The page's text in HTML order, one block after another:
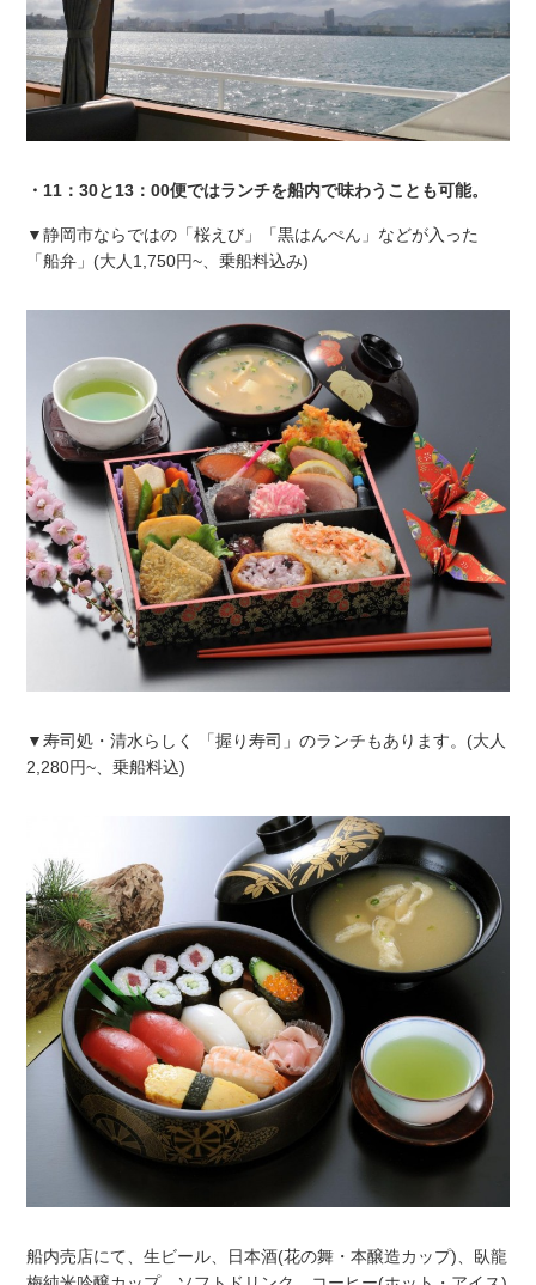
・11：30と13：00便ではランチを船内で味わうことも可能。
▼静岡市ならではの「桜えび」「黒はんぺん」などが入った
「船弁」(大人1,750円~、乗船料込み)
▼寿司処・清水らしく 「握り寿司」のランチもあります。(大人
2,280円~、乗船料込)
船内売店にて、生ビール、日本酒(花の舞・本醸造カップ)、臥龍